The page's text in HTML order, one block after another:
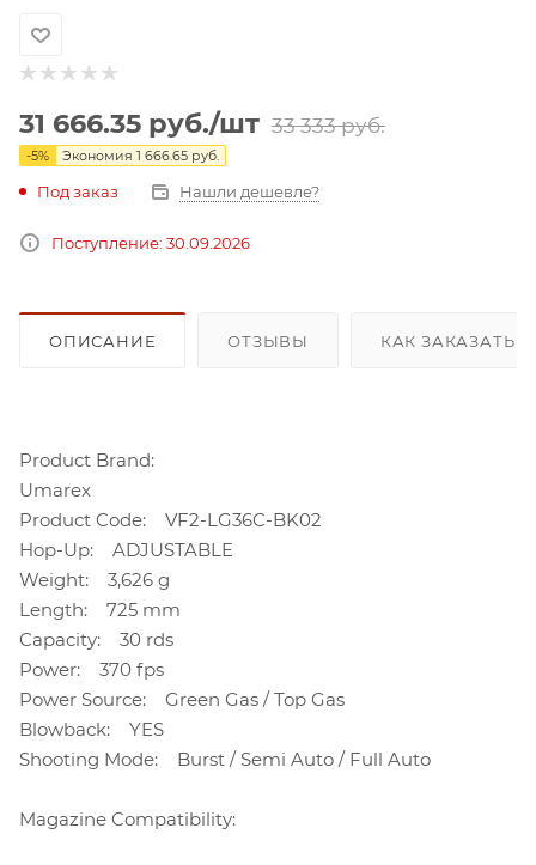
31 666.35 руб./шт 33 333руб.
-5% Экономия 1 666.65 руб.
Под заказ Нашли дешевле?
Поступление: 30.09.2026
ОПИСАНИЕ ОТЗЫВЫ КАК ЗАКАЗАТЬ
Product Brand:
Umarex
Product Code: VF2-LG36C-BK02
Hop-Up: ADJUSTABLE
Weight: 3,626 g
Length: 725 mm
Capacity: 30 rds
Power: 370 fps
Power Source: Green Gas / Top Gas
Blowback: YES
Shooting Mode: Burst / Semi Auto / Full Auto
Magazine Compatibility: